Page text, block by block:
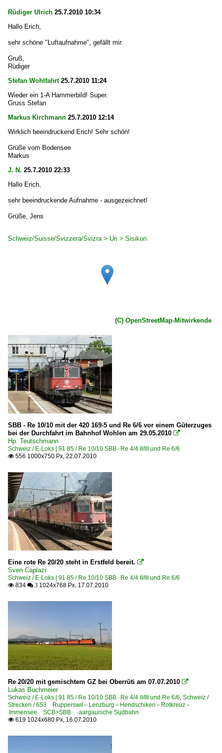
Rüdiger Ulrich 25.7.2010 10:34
Hallo Erich,
sehr schöne "Luftaufnahme", gefällt mir.
Gruß,
Rüdiger
Stefan Wohlfahrt25.7.2010 11:24
Wieder ein 1-A Hammerbild! Super.
Gruss Stefan
Markus Kirchmann 25.7.2010 12:14
Wirklich beeindruckend Erich! Sehr schön!
Grüße vom Bodensee
Markus
J. N. 25.7.2010 22:33
Hallo Erich,
sehr beeindruckende Aufnahme - ausgezeichnet!
Grüße, Jens
Schweiz/Suisse/Svizzera/Svizra > Uri > Sisikon
(C) OpenStreetMap-Mitwirkende
SBB - Re 10/10 mit der 420 169-5 und Re 6/6 vor einem Güterzuges
bei der Durchfahrt im Bahnhof Wohlen am 29.05.2010 
Hp. Teutschmann
Schweiz / E-Loks | 91 85 / Re 10/10 SBB · Re 4/4 II/III und Re 6/6
 556 1000x750 Px, 22.07.2010
Eine rote Re 20/20 steht in Erstfeld bereit. 
Sven Caplazi
Schweiz / E-Loks | 91 85 / Re 10/10 SBB · Re 4/4 II/III und Re 6/6
 834  3 1024x768 Px, 17.07.2010
Re 20/20 mit gemischtem GZ bei Oberrüti am 07.07.2010 
Lukas Buchmeier
Schweiz / E-Loks | 91 85 / Re 10/10 SBB · Re 4/4 II/III und Re 6/6 Schweiz /
Strecken / 653 Rupperswil – Lenzburg – Hendschiken – Rotkreuz –
Immensee SCB>SBB ·aargauische Südbahn·
 619 1024x680 Px, 16.07.2010